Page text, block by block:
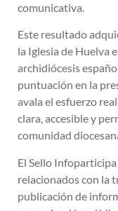
comunicativa.
Este resultado
la Iglesia de Huelva
archidiócesis
puntuación en la
avala el esfuerzo
clara, accesible y
comunidad
El Sello
relacionados con la
publicación de